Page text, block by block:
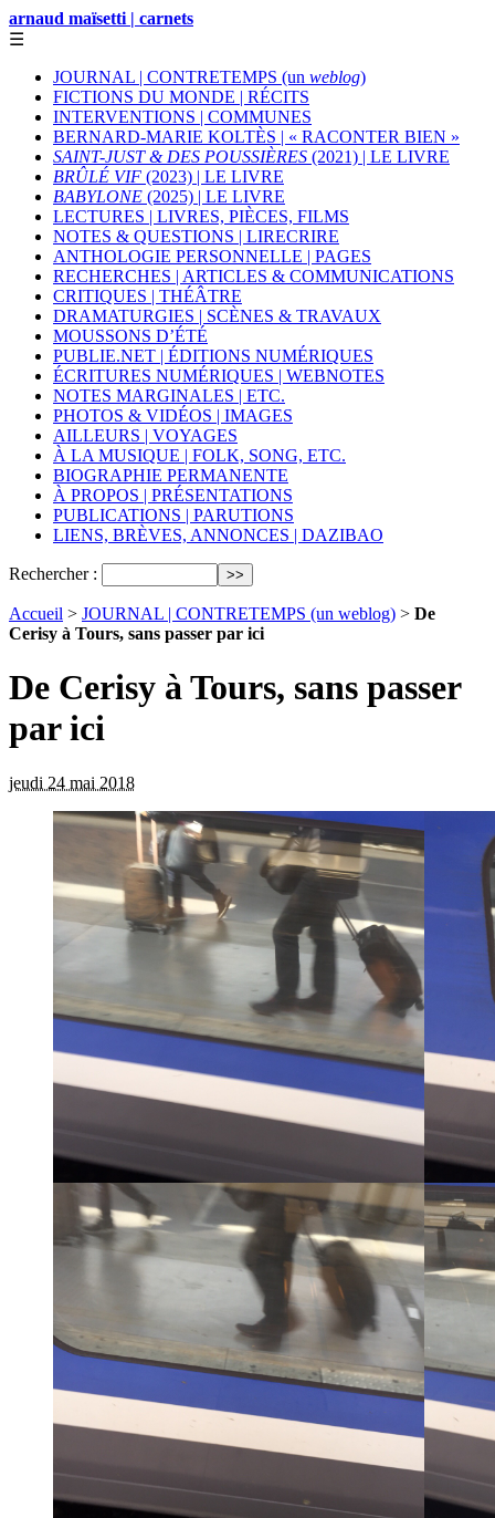
arnaud maïsetti | carnets
☰
JOURNAL | CONTRETEMPS (un weblog)
FICTIONS DU MONDE | RÉCITS
INTERVENTIONS | COMMUNES
BERNARD-MARIE KOLTÈS | « RACONTER BIEN »
SAINT-JUST & DES POUSSIÈRES (2021) | LE LIVRE
BRÛLÉ VIF (2023) | LE LIVRE
BABYLONE (2025) | LE LIVRE
LECTURES | LIVRES, PIÈCES, FILMS
NOTES & QUESTIONS | LIRECRIRE
ANTHOLOGIE PERSONNELLE | PAGES
RECHERCHES | ARTICLES & COMMUNICATIONS
CRITIQUES | THÉÂTRE
DRAMATURGIES | SCÈNES & TRAVAUX
MOUSSONS D’ÉTÉ
PUBLIE.NET | ÉDITIONS NUMÉRIQUES
ÉCRITURES NUMÉRIQUES | WEBNOTES
NOTES MARGINALES | ETC.
PHOTOS & VIDÉOS | IMAGES
AILLEURS | VOYAGES
À LA MUSIQUE | FOLK, SONG, ETC.
BIOGRAPHIE PERMANENTE
À PROPOS | PRÉSENTATIONS
PUBLICATIONS | PARUTIONS
LIENS, BRÈVES, ANNONCES | DAZIBAO
Rechercher :
Accueil > JOURNAL | CONTRETEMPS (un weblog) > De
Cerisy à Tours, sans passer par ici
De Cerisy à Tours, sans passer
par ici
jeudi 24 mai 2018